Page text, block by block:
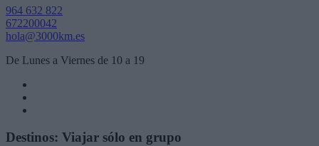
964 632 822
672200042
hola@3000km.es
De Lunes a Viernes de 10 a 19
Destinos: Viajar sólo en grupo